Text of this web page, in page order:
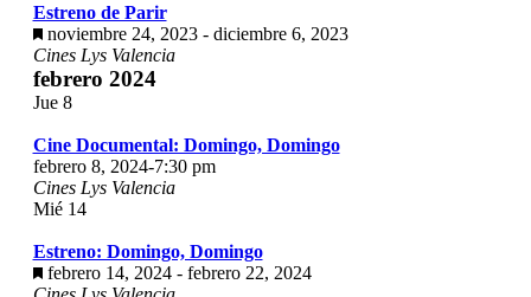
Estreno de Parir
Destacado
noviembre 24, 2023- diciembre 6, 2023
Cines Lys Valencia
febrero 2024
Jue 8
Cine Documental: Domingo, Domingo
febrero 8, 2024-7:30 pm
Cines Lys Valencia
Mié 14
Estreno: Domingo, Domingo
Destacado
febrero 14, 2024- febrero 22, 2024